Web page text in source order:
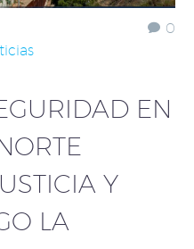
0
EN
Y
LA